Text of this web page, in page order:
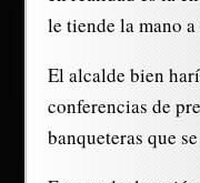
le tiende la mano
El alcalde bien
conferencias de
banqueteras que